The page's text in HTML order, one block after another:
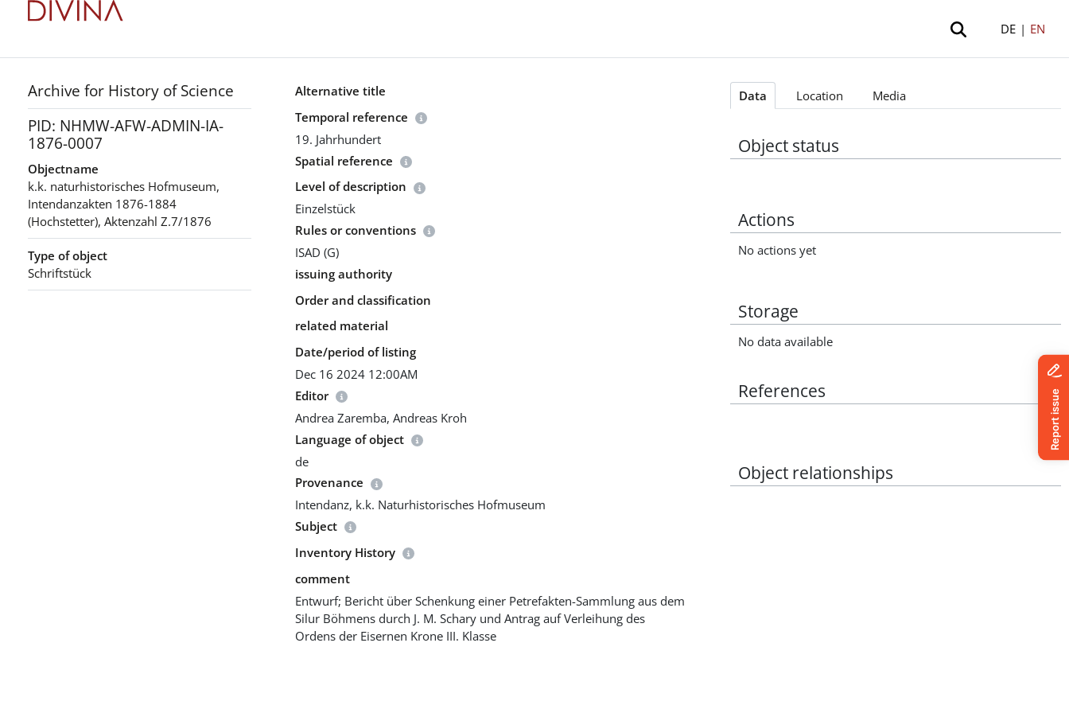
DE | EN
Archive for History of Science
PID: NHMW-AFW-ADMIN-IA-
1876-0007
Objectname
k.k. naturhistorisches Hofmuseum,
Intendanzakten 1876-1884
(Hochstetter), Aktenzahl Z.7/1876
Type of object
Schriftstück
Alternative title
Temporal reference
19. Jahrhundert
Spatial reference
Level of description
Einzelstück
Rules or conventions
ISAD (G)
issuing authority
Order and classification
related material
Date/period of listing
Dec 16 2024 12:00AM
Editor
Andrea Zaremba, Andreas Kroh
Language of object
de
Provenance
Intendanz, k.k. Naturhistorisches Hofmuseum
Subject
Inventory History
comment
Entwurf; Bericht über Schenkung einer Petrefakten-Sammlung aus dem
Silur Böhmens durch J. M. Schary und Antrag auf Verleihung des
Ordens der Eisernen Krone III. Klasse
Data Location Media
Object status
Actions
No actions yet
Storage
No data available
References
Object relationships